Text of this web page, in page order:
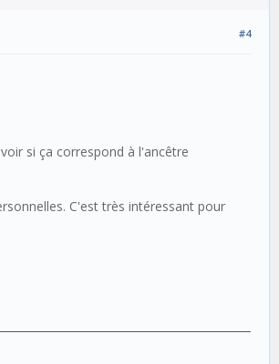
#4
si ça correspond à l'ancêtre
C'est très intéressant pour